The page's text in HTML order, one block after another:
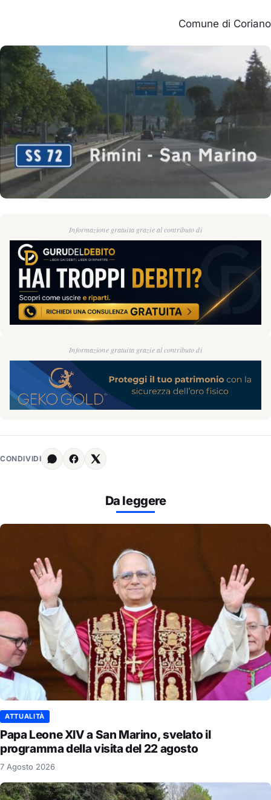
Comune di Coriano
Informazione gratuita grazie al contributo di
Informazione gratuita grazie al contributo di
CONDIVIDI
Da leggere
ATTUALITÀ
Papa Leone XIV a San Marino, svelato il
programma della visita del 22 agosto
7 Agosto 2026